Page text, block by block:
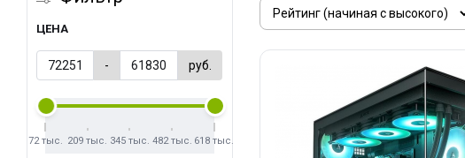
ЦЕНА
- руб.
72 тыс. 209 тыс. 345 тыс. 482 тыс. 618 тыс.